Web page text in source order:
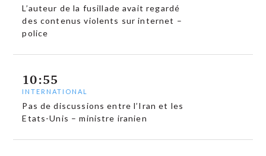
L’auteur de la fusillade avait regardé
des contenus violents sur internet –
police
10:55
INTERNATIONAL
Pas de discussions entre l’Iran et les
Etats-Unis – ministre iranien